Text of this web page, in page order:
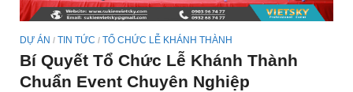
DỰ ÁN / TIN TỨC / TỔ CHỨC LỄ KHÁNH THÀNH
Bí Quyết Tổ Chức Lễ Khánh Thành
Chuẩn Event Chuyên Nghiệp